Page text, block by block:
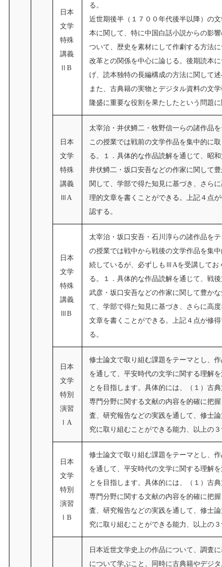
日本
文学
特殊
講義
ⅡB
る。
近世期後半（１７００年代後半以降）の
本に関して、特に中国白話小説からの影
ついて、歴史を素材にして作劇する方法
改革との関係を中心に論じる。後期読本
げ、読本独特の長編構成の方法に関して
また、古典籍の実物とデジタル資料の文
隆盛に重要な役割を果たしたという問題
日本
文学
特殊
講義
ⅢA
太宰治・井伏鱒二・牧野信一らの諸作品
この授業では戦前の文学作品を集中的に
る。１．具体的な作品読解を通じて、昭
井伏鱒二・坂口安吾などの作家に関して
関して、学部で得た知見に基づき、さら
理的文章を書くことができる。上記４点
認する。
日本
文学
特殊
講義
ⅢB
太宰治・坂口安吾・石川淳らの諸作品を
の授業では戦中から戦後の文学作品を集
続しているが、必ずしもⅢAを受講してお
る。１．具体的な作品読解を通じて、戦
武彦・坂口安吾などの作家に関して豊か
て、学部で得た知見に基づき、さらに高
文章を書くことができる。上記４点が修
る。
日本
文学
特別
演習
ⅠA
修士論文で取り組む課題をテーマとし、
を通して、平安時代の文学に関する理解
とを目指します。具体的には、（１）古
専門分野に関する文献の内容を的確に把
査、研究報告などの実践を通して、修士
究に取り組むことができる能力、以上の
日本
文学
特別
演習
ⅠB
修士論文で取り組む課題をテーマとし、
を通して、平安時代の文学に関する理解
とを目指します。具体的には、（１）古
専門分野に関する文献の内容を的確に把
査、研究報告などの実践を通して、修士
究に取り組むことができる能力、以上の
日本近世文学史上の作品について、調査
について学ぶこと、同時に古典籍やデジ